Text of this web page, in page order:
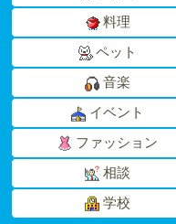
料理
ペット
音楽
イベント
ファッション
相談
学校